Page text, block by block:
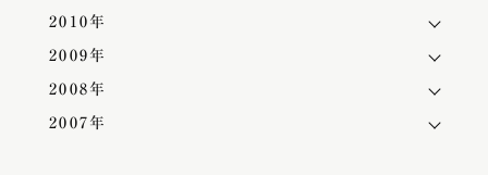
2010年
2009年
2008年
2007年